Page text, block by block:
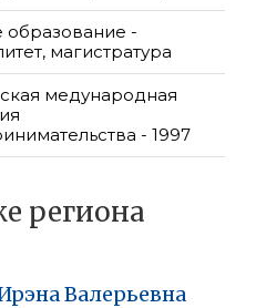
-
магистратура
медународная
- 1997
региона
Валерьевна